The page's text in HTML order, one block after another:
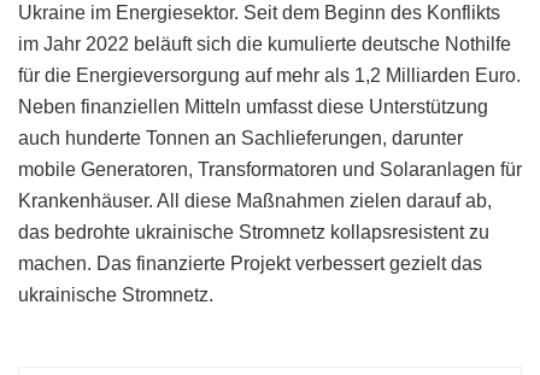
Ukraine im Energiesektor. Seit dem Beginn des Konflikts
im Jahr 2022 beläuft sich die kumulierte deutsche Nothilfe
für die Energieversorgung auf mehr als 1,2 Milliarden Euro.
Neben finanziellen Mitteln umfasst diese Unterstützung
auch hunderte Tonnen an Sachlieferungen, darunter
mobile Generatoren, Transformatoren und Solaranlagen für
Krankenhäuser. All diese Maßnahmen zielen darauf ab,
das bedrohte ukrainische Stromnetz kollapsresistent zu
machen. Das finanzierte Projekt verbessert gezielt das
ukrainische Stromnetz.